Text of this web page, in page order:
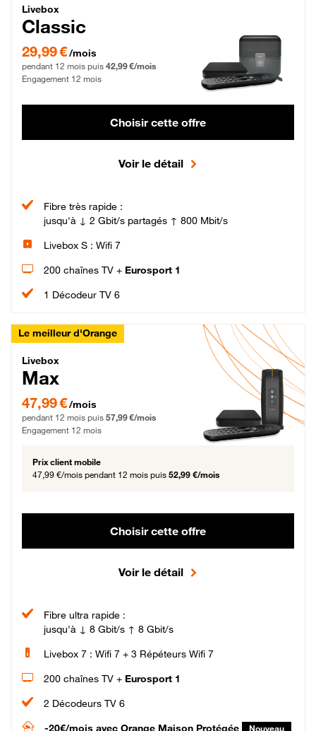
Livebox Classic Fibre
Livebox
Classic
29,99 € par mois pendant 12 mois puis 42,99 € par mois, Engagement 12 mois
29,99 €/mois
pendant 12 mois puis 42,99 €/mois
Engagement 12 mois
Choisir cette offre
Voir le détail
Fibre très rapide :
jusqu'à ↓ 2 Gbit/s partagés ↑ 800 Mbit/s
Livebox S : Wifi 7
200 chaînes TV + Eurosport 1
1 Décodeur TV 6
Le meilleur d'Orange
Livebox Max Fibre
Livebox
Max
47,99 € par mois pendant 12 mois puis 57,99 € par mois, Engagement 12 mois
47,99 €/mois
pendant 12 mois puis 57,99 €/mois
Engagement 12 mois
Prix client mobile
47,99 €/mois pendant 12 mois puis 52,99 €/mois
Choisir cette offre
Voir le détail
Fibre ultra rapide :
jusqu'à ↓ 8 Gbit/s ↑ 8 Gbit/s
Livebox 7 : Wifi 7 + 3 Répéteurs Wifi 7
200 chaînes TV + Eurosport 1
2 Décodeurs TV 6
-20€/mois avec Orange Maison Protégée Nouveau